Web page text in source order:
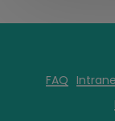
FAQ